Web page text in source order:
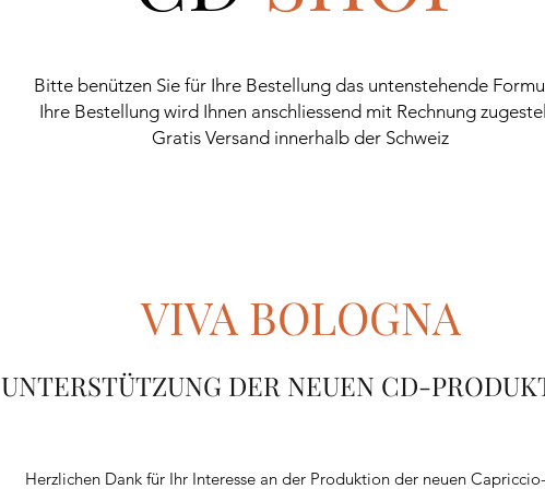
Bitte benützen Sie für Ihre Bestellung das untenstehende
Ihre Bestellung wird Ihnen anschliessend mit Rechnung
Gratis Versand innerhalb der Schweiz
VIVA BOLOGNA
UNTERSTÜTZUNG DER NEUEN CD-
Herzlichen Dank für Ihr Interesse an der Produktion der neuen